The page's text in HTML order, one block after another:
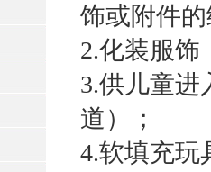
饰或附件
2.化装服饰
3.供儿童进
道）；
4.软填充玩